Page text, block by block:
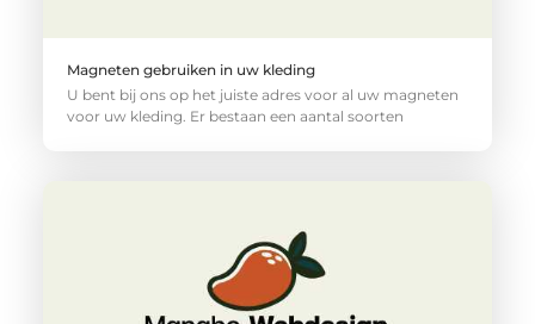
Magneten gebruiken in uw kleding
U bent bij ons op het juiste adres voor al uw magneten
voor uw kleding. Er bestaan een aantal soorten